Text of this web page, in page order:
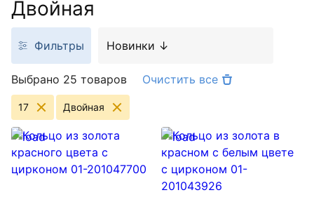
Двойная
Выбрано 25 товаров Очистить все
17 Двойная
Фильтры Новинки ↓